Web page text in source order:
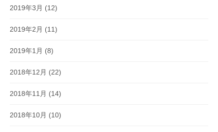
2019年3月 (12)
2019年2月 (11)
2019年1月 (8)
2018年12月 (22)
2018年11月 (14)
2018年10月 (10)